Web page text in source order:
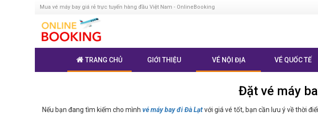
Mua vé máy bay giá rẻ trực tuyến hàng đầu Việt Nam - OnlineBooking
TRANG CHỦ GIỚI THIỆU VÉ NỘI ĐỊA VÉ QUỐC TẾ
Đặt vé máy
Nếu bạn đang tìm kiếm cho mình vé máy bay đi Đà Lạtvới giá vé tốt, bạn cần lưu ý về thời